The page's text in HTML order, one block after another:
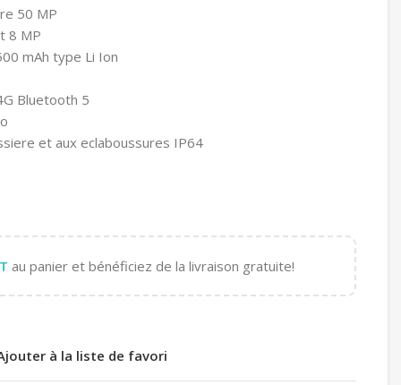
50 MP
8 MP
mAh type Li Ion
Bluetooth 5
et aux eclaboussures IP64
au panier et bénéficiez de la livraison gratuite!
à la liste de favori